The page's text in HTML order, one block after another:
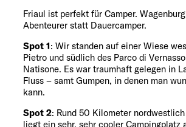
Friaul ist perfekt für Camper.
Abenteurer statt Dauercamper.
Spot 1: Wir standen auf einer Wiese
Pietro und südlich des Parco di
Natisone. Es war traumhaft gelegen in
Fluss – samt Gumpen, in denen man
kann.
Spot 2: Rund 50 Kilometer
liegt ein sehr, sehr cooler Campingplatz